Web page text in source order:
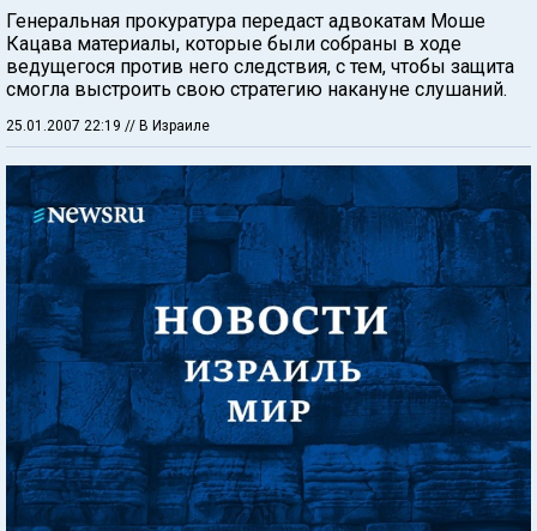
Генеральная прокуратура передаст адвокатам Моше
Кацава материалы, которые были собраны в ходе
ведущегося против него следствия, с тем, чтобы защита
смогла выстроить свою стратегию накануне слушаний.
25.01.2007 22:19 // В Израиле